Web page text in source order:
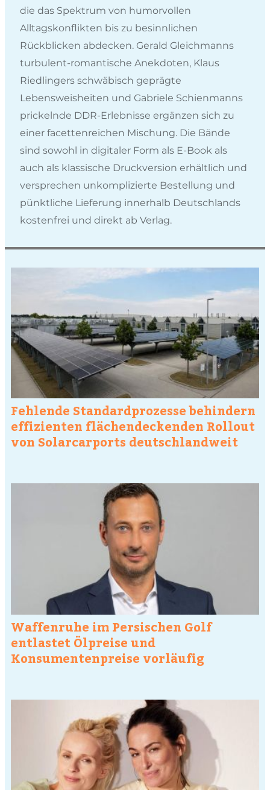
die das Spektrum von humorvollen
Alltagskonflikten bis zu besinnlichen
Rückblicken abdecken. Gerald Gleichmanns
turbulent-romantische Anekdoten, Klaus
Riedlingers schwäbisch geprägte
Lebensweisheiten und Gabriele Schienmanns
prickelnde DDR-Erlebnisse ergänzen sich zu
einer facettenreichen Mischung. Die Bände
sind sowohl in digitaler Form als E-Book als
auch als klassische Druckversion erhältlich und
versprechen unkomplizierte Bestellung und
pünktliche Lieferung innerhalb Deutschlands
kostenfrei und direkt ab Verlag.
Fehlende Standardprozesse behindern
effizienten flächendeckenden Rollout
von Solarcarports deutschlandweit
Waffenruhe im Persischen Golf
entlastet Ölpreise und
Konsumentenpreise vorläufig